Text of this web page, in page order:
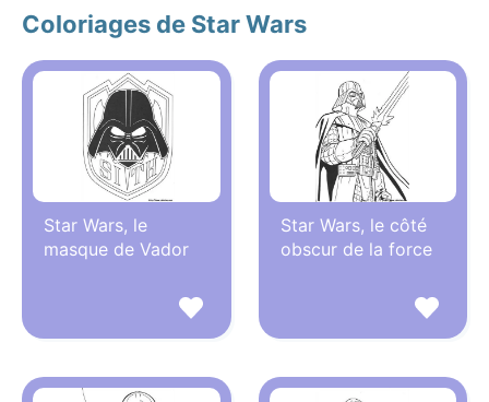
Coloriages de Star Wars
Star Wars, le
masque de Vador
Star Wars, le côté
obscur de la force